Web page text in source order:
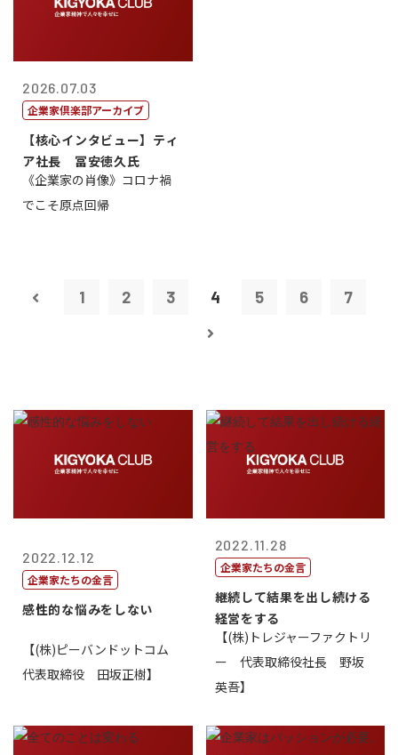
2026.07.03
企業家倶楽部アーカイブ
【核心インタビュー】ティ
ア社長 冨安徳久氏
《企業家の肖像》コロナ禍
でこそ原点回帰
1 2 3 4 5 6 7
2022.12.12
企業家たちの金言
感性的な悩みをしない
【(株)ピーバンドットコム
代表取締役 田坂正樹】
2022.11.28
企業家たちの金言
継続して結果を出し続ける
経営をする
【(株)トレジャーファクトリ
ー 代表取締役社長 野坂
英吾】